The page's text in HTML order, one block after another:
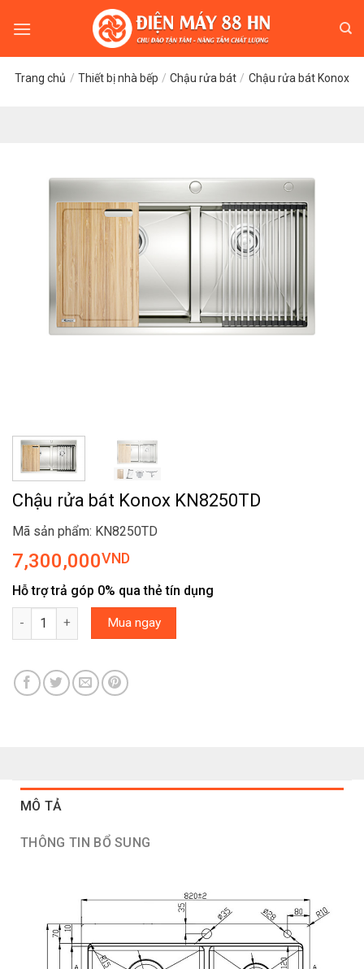
Trang chủ / Thiết bị nhà bếp / Chậu rửa bát / Chậu rửa bát Konox
Chậu rửa bát Konox KN8250TD
Mã sản phẩm: KN8250TD
7,300,000VND
Hỗ trợ trả góp 0% qua thẻ tín dụng
Chậu rửa bát Konox KN8250TD số lượng
Mua ngay
MÔ TẢ
THÔNG TIN BỔ SUNG